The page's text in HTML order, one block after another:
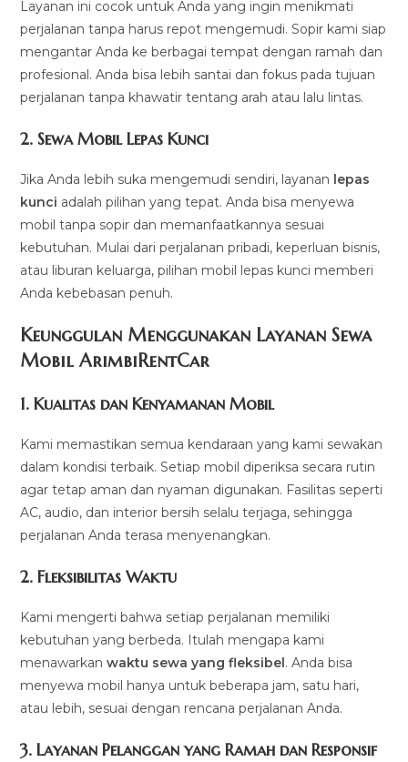
Layanan ini cocok untuk Anda yang ingin menikmati
perjalanan tanpa harus repot mengemudi. Sopir kami siap
mengantar Anda ke berbagai tempat dengan ramah dan
profesional. Anda bisa lebih santai dan fokus pada tujuan
perjalanan tanpa khawatir tentang arah atau lalu lintas.
2.Sewa Mobil Lepas Kunci
Jika Anda lebih suka mengemudi sendiri, layanan lepas
kunci adalah pilihan yang tepat. Anda bisa menyewa
mobil tanpa sopir dan memanfaatkannya sesuai
kebutuhan. Mulai dari perjalanan pribadi, keperluan bisnis,
atau liburan keluarga, pilihan mobil lepas kunci memberi
Anda kebebasan penuh.
Keunggulan Menggunakan Layanan Sewa
Mobil ArimbiRentCar
1.Kualitas dan Kenyamanan Mobil
Kami memastikan semua kendaraan yang kami sewakan
dalam kondisi terbaik. Setiap mobil diperiksa secara rutin
agar tetap aman dan nyaman digunakan. Fasilitas seperti
AC, audio, dan interior bersih selalu terjaga, sehingga
perjalanan Anda terasa menyenangkan.
2.Fleksibilitas Waktu
Kami mengerti bahwa setiap perjalanan memiliki
kebutuhan yang berbeda. Itulah mengapa kami
menawarkanwaktu sewa yang fleksibel. Anda bisa
menyewa mobil hanya untuk beberapa jam, satu hari,
atau lebih, sesuai dengan rencana perjalanan Anda.
3.Layanan Pelanggan yang Ramah dan Responsif